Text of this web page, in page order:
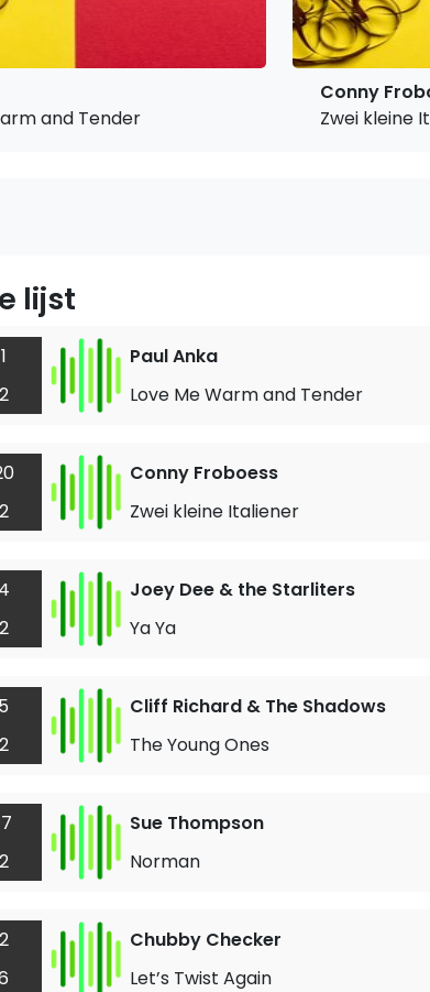
and Tender
Conny
Zwei kleine
lijst
1
2
Paul Anka
Love Me Warm and Tender
2
Conny Froboess
Zwei kleine Italiener
4
2
Joey Dee & the Starliters
Ya Ya
5
2
Cliff Richard & The Shadows
The Young Ones
2
Sue Thompson
Norman
2
Chubby Checker
Let’s Twist Again